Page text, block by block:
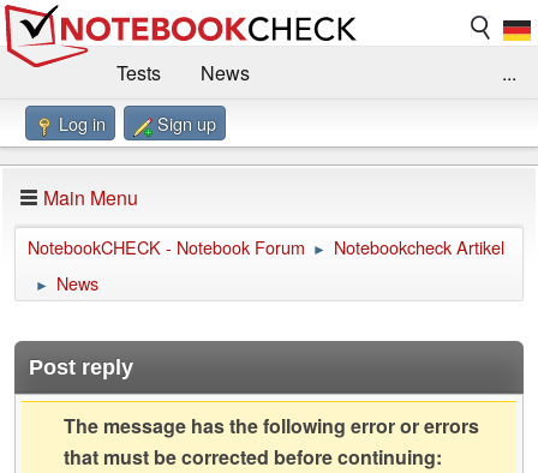
Tests
News
Benchmarks / Technik
Forum
Impressum
...
Log in Sign up
Main Menu
NotebookCHECK - Notebook Forum ► Notebookcheck Artikel
► News
Post reply
The message has the following error or errors
that must be corrected before continuing: